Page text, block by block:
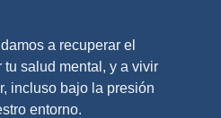
a recuperar el
salud mental, y a vivir
incluso bajo la presión
entorno.